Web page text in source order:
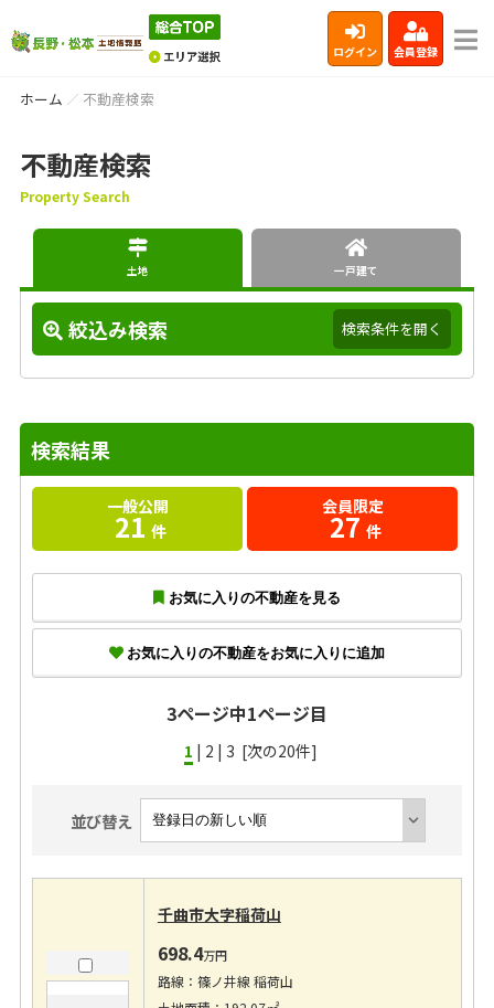
ログイン 会員登録
ホーム 不動産検索
不動産検索
Property Search
土地 一戸建て
絞込み検索 検索条件を開く
検索結果
一般公開
21 件
会員限定
27 件
お気に入りの不動産を見る
お気に入りの不動産をお気に入りに追加
3ページ中1ページ目
1 | 2 | 3 [次の20件]
並び替え
千曲市大字稲荷山
698.4万円
路線：篠ノ井線 稲荷山